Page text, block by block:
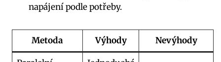
napájení podle potřeby.
Metoda Výhody Nevýhody